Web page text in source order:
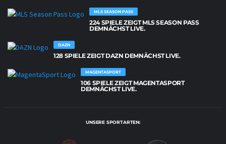
MLS SEASON PASS
224 SPIELE ZEIGT MLS SEASON PASS
DEMNÄCHST LIVE.
DAZN
128 SPIELE ZEIGT DAZN DEMNÄCHST LIVE.
MAGENTASPORT
106 SPIELE ZEIGT MAGENTASPORT
DEMNÄCHST LIVE.
UNSERE SPORTARTEN: